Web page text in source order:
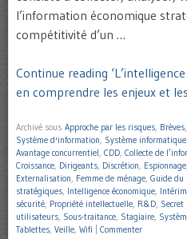
l’information économique
compétitivité d’un …
Continue reading
en comprendre les enjeux et
Archivé sous Approche par les risques, Brèves,
Système d'information, Système informatique
Avantage concurrentiel, CDD, Collecte de
Croissance, Dirigeants, Discrétion, Espionnage
Externalisation, Femme de ménage, Guide du
stratégiques, Intelligence économique,
sécurité, Propriété intellectuelle, R&D, Secret
utilisateurs, Sous-traitance, Stagiaire,
Tablettes, Veille, Wifi Commenter